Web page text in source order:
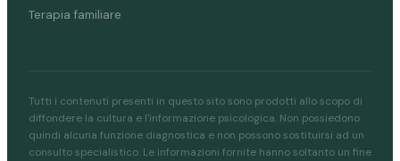
Terapia familiare
Tutti i contenuti presenti in questo sito sono prodotti allo scopo di
diffondere la cultura e l'informazione psicologica. Non possiedono
quindi alcuna funzione diagnostica e non possono sostituirsi ad un
consulto specialistico. Le informazioni fornite hanno soltanto un fine